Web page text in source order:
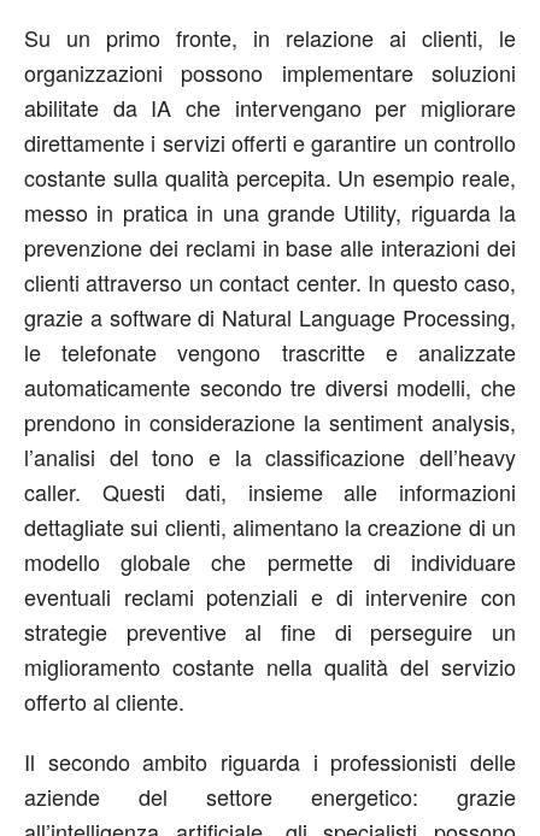
Su un primo fronte, in relazione ai clienti, le
organizzazioni possono implementare soluzioni
abilitate da IA che intervengano per migliorare
direttamente i servizi offerti e garantire un controllo
costante sulla qualità percepita. Un esempio reale,
messo in pratica in una grande Utility, riguarda la
prevenzione dei reclami in base alle interazioni dei
clienti attraverso un contact center. In questo caso,
grazie a software di Natural Language Processing,
le telefonate vengono trascritte e analizzate
automaticamente secondo tre diversi modelli, che
prendono in considerazione la sentiment analysis,
l’analisi del tono e la classificazione dell’heavy
caller. Questi dati, insieme alle informazioni
dettagliate sui clienti, alimentano la creazione di un
modello globale che permette di individuare
eventuali reclami potenziali e di intervenire con
strategie preventive al fine di perseguire un
miglioramento costante nella qualità del servizio
offerto al cliente.
Il secondo ambito riguarda i professionisti delle
aziende del settore energetico: grazie